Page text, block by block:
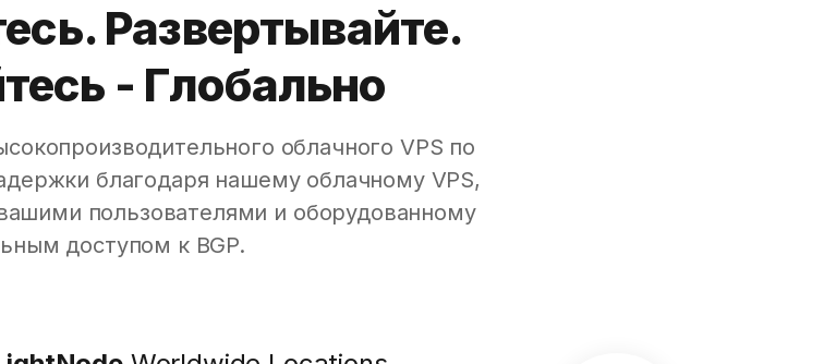
Развертывайте.
- Глобально
облачного VPS по
благодаря нашему облачному VPS,
пользователями и оборудованному
доступом к BGP.